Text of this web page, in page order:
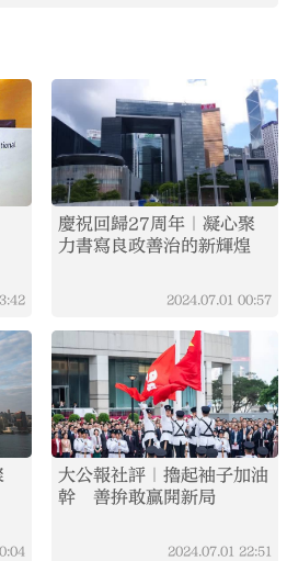
慶祝回歸27周年｜凝心聚
力書寫良政善治的新輝煌
2024.07.01 00:57
大公報社評｜擼起袖子加油
幹 善拚敢贏開新局
2024.07.01 22:51